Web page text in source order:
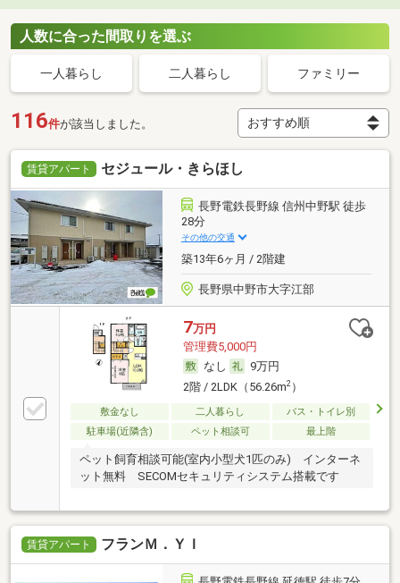
人数に合った間取りを選ぶ
一人暮らし 二人暮らし ファミリー
116件が該当しました。
賃貸アパート セジュール・きらほし
長野電鉄長野線 信州中野駅 徒歩
28分
その他の交通
築13年6ヶ月 / 2階建
長野県中野市大字江部
7万円
管理費5,000円
なし
9万円
2階 / 2LDK（56.26m2）
敷金なし 二人暮らし
バス・トイレ別
駐車場(近隣含)
ペット相談可 最上階
ペット飼育相談可能(室内小型犬1匹のみ) インターネ
ット無料 SECOMセキュリティシステム搭載です
賃貸アパート フランＭ．ＹＩ